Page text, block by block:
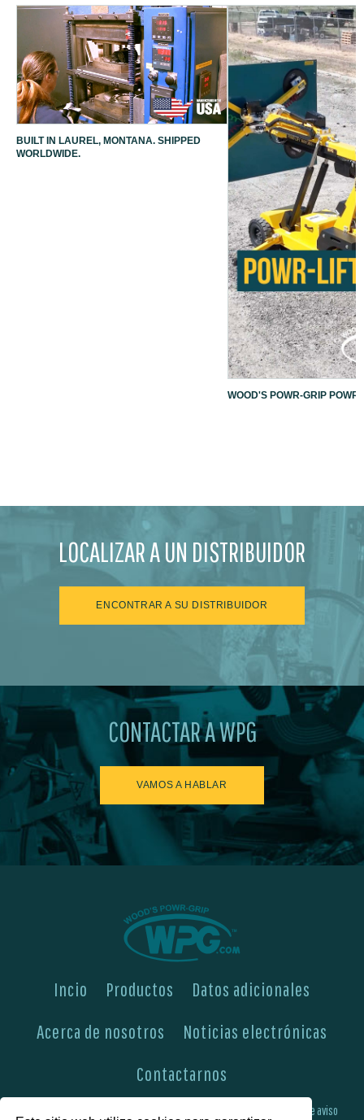
BUILT IN LAUREL, MONTANA. SHIPPED
WORLDWIDE.
WOOD'S POWR-GRIP
LOCALIZAR A UN DISTRIBUIDOR
ENCONTRAR A SU DISTRIBUIDOR
CONTACTAR A WPG
VAMOS A HABLAR
Incio Productos
Datos adicionales
Acerca de nosotros
Noticias electrónicas
Contactarnos
Boletines de aviso